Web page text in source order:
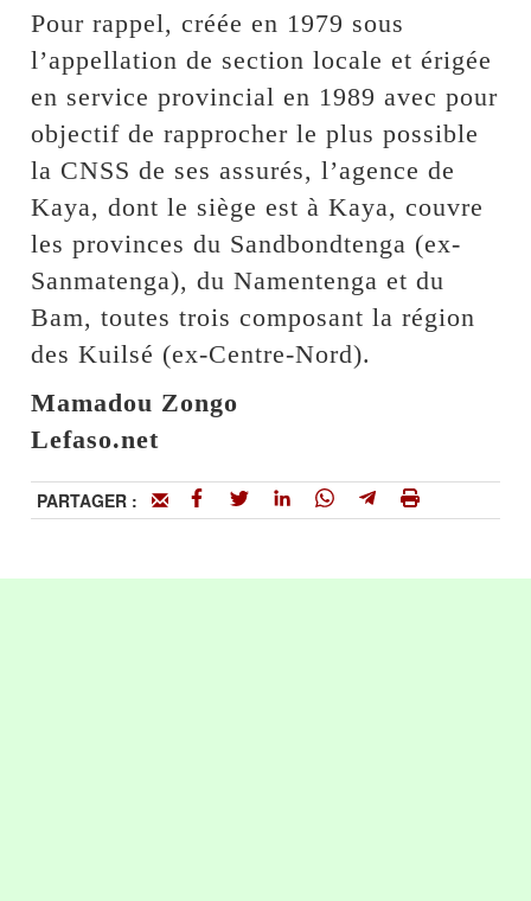
Pour rappel, créée en 1979 sous
l’appellation de section locale et érigée
en service provincial en 1989 avec pour
objectif de rapprocher le plus possible
la CNSS de ses assurés, l’agence de
Kaya, dont le siège est à Kaya, couvre
les provinces du Sandbondtenga (ex-
Sanmatenga), du Namentenga et du
Bam, toutes trois composant la région
des Kuilsé (ex-Centre-Nord).
Mamadou Zongo
Lefaso.net
PARTAGER :